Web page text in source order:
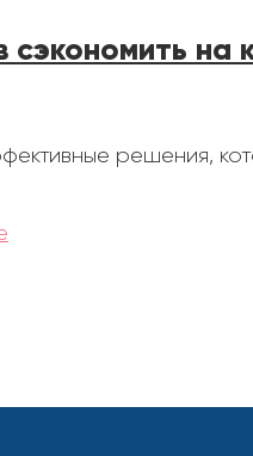
сэкономить на
решения,